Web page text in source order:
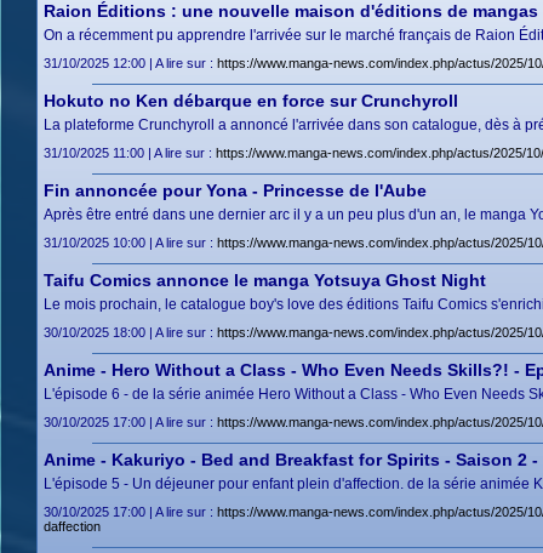
Raion Éditions : une nouvelle maison d'éditions de mangas
On a récemment pu apprendre l'arrivée sur le marché français de Raion
31/10/2025 12:00 | A lire sur : https://www.manga-news.com/index.php/actus/2025/
Hokuto no Ken débarque en force sur Crunchyroll
La plateforme Crunchyroll a annoncé l'arrivée dans son catalogue, dès à
31/10/2025 11:00 | A lire sur : https://www.manga-news.com/index.php/actus/2025/
Fin annoncée pour Yona - Princesse de l'Aube
Après être entré dans une dernier arc il y a un peu plus d'un an, le manga
31/10/2025 10:00 | A lire sur : https://www.manga-news.com/index.php/actus/2025/
Taifu Comics annonce le manga Yotsuya Ghost Night
Le mois prochain, le catalogue boy's love des éditions Taifu Comics
30/10/2025 18:00 | A lire sur : https://www.manga-news.com/index.php/actus/2025/
Anime - Hero Without a Class - Who Even Needs Skills?! -
L'épisode 6 - de la série animée Hero Without a Class - Who Even Needs
30/10/2025 17:00 | A lire sur : https://www.manga-news.com/index.php/actus/2025/
Anime - Kakuriyo - Bed and Breakfast for Spirits - Saison
L'épisode 5 - Un déjeuner pour enfant plein d'affection. de la série animée
30/10/2025 17:00 | A lire sur : https://www.manga-news.com/index.php/actus/2025/
daffection